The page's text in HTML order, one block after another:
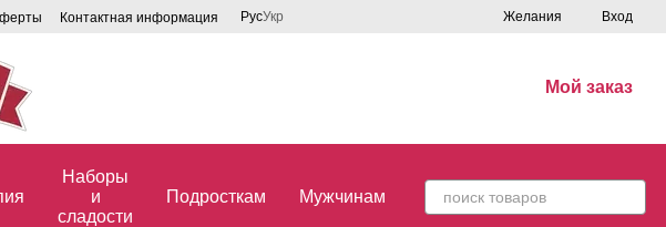
Контактная информация РусУкр Желания Вход
Мой заказ
Наборы
и
сладости
Подросткам Мужчинам